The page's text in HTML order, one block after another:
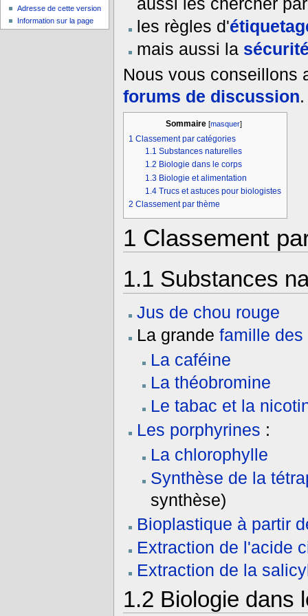
les règles d'
mais aussi la
Nous vous conseillons
forums de discussion.
Sommaire [masquer]
1 Classement par catégories
1.1 Substances naturelles
1.2 Biologie dans le corps
1.3 Biologie et alimentation
1.4 Trucs et astuces pour biologistes
2 Classement par thème
1 Classement
1.1 Substances
Jus de chou rouge
La grandefamille
La caféine
La théobromine
Le tabac et la
Les porphyrines :
La chlorophylle
Synthèse de la
synthèse)
Bioplastique à partir
Extraction de l'acide
Extraction de la
1.2 Biologie dans
Adresse de cette version
Information sur la page